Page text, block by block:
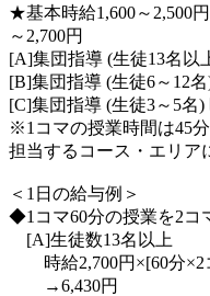
★基本時給1,600～2,500
～2,700円
[A]集団指導 (生徒13名以
[B]集団指導 (生徒6～12名
[C]集団指導 (生徒3～5名)
※1コマの授業時間は45分
担当するコース・エリア
＜1日の給与例＞
◆1コマ60分の授業を2コ
[A]生徒数13名以上
時給2,700円×[60分×2
→6,430円